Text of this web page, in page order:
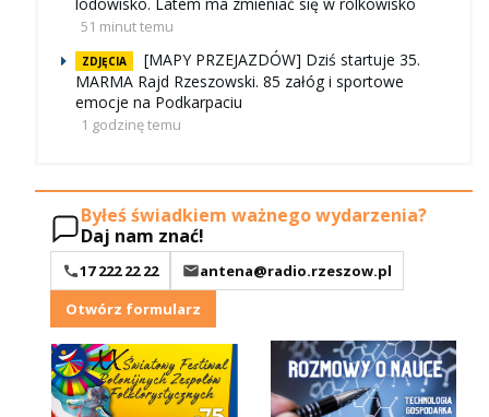
51 minut temu
ZDJĘCIA
[MAPY PRZEJAZDÓW] Dziś startuje 35.
MARMA Rajd Rzeszowski. 85 załóg i sportowe
emocje na Podkarpaciu
1 godzinę temu
Byłeś świadkiem ważnego wydarzenia?
Daj nam znać!
17 222 22 22
antena@radio.rzeszow.pl
Otwórz formularz